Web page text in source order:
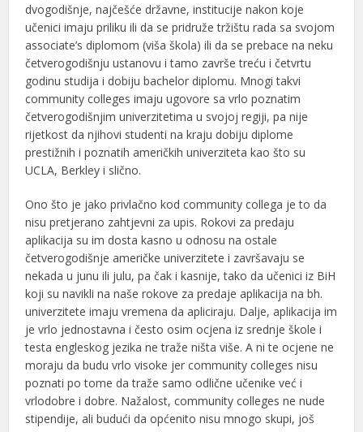
dvogodišnje, najčešće državne, institucije nakon koje
učenici imaju priliku ili da se pridruže tržištu rada sa svojom
associate’s diplomom (viša škola) ili da se prebace na neku
četverogodišnju ustanovu i tamo završe treću i četvrtu
godinu studija i dobiju bachelor diplomu. Mnogi takvi
community colleges imaju ugovore sa vrlo poznatim
četverogodišnjim univerzitetima u svojoj regiji, pa nije
rijetkost da njihovi studenti na kraju dobiju diplome
prestižnih i poznatih američkih univerziteta kao što su
UCLA, Berkley i slično.
Ono što je jako privlačno kod community collega je to da
nisu pretjerano zahtjevni za upis. Rokovi za predaju
aplikacija su im dosta kasno u odnosu na ostale
četverogodišnje američke univerzitete i završavaju se
nekada u junu ili julu, pa čak i kasnije, tako da učenici iz BiH
koji su navikli na naše rokove za predaje aplikacija na bh.
univerzitete imaju vremena da apliciraju. Dalje, aplikacija im
je vrlo jednostavna i često osim ocjena iz srednje škole i
testa engleskog jezika ne traže ništa više. A ni te ocjene ne
moraju da budu vrlo visoke jer community colleges nisu
poznati po tome da traže samo odlične učenike već i
vrlodobre i dobre. Nažalost, community colleges ne nude
stipendije, ali budući da općenito nisu mnogo skupi, još